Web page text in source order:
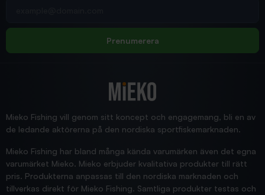
Jensa
Prenumerera
Mieko Fishing vill genom sitt koncept och engagemang, bli en av
de ledande aktörerna på den nordiska sportfiskemarknaden.
Mieko Fishing har bland många kända varumärken även det egna
varumärket Mieko. Mieko erbjuder kvalitativa produkter till rätt
pris. Produkterna anpassas till den nordiska marknaden och
tillverkas direkt för Mieko Fishing. Samtliga produkter testas och